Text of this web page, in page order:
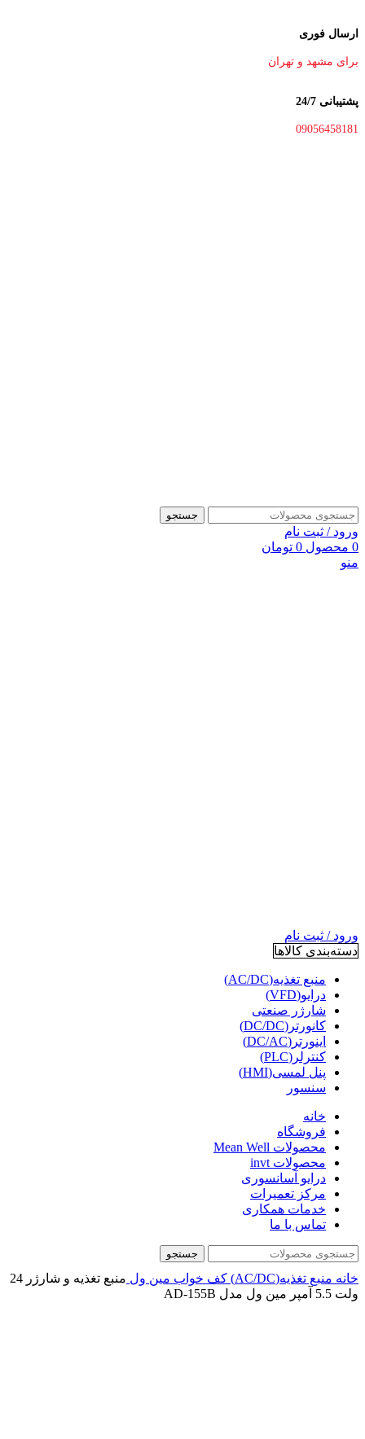
ارسال فوری
برای مشهد و تهران
پشتیبانی 24/7
09056458181
جستجو
ورود / ثبت نام
0 محصول 0 تومان
منو
ورود / ثبت نام
دسته‌بندی کالاها
منبع تغذیه(AC/DC)
درایو(VFD)
شارژر صنعتی
کانورتر(DC/DC)
اینورتر(DC/AC)
کنترلر(PLC)
پنل لمسی(HMI)
سنسور
خانه
فروشگاه
محصولات Mean Well
محصولات invt
درایو آسانسوری
مرکز تعمیرات
خدمات همکاری
تماس با ما
جستجو
خانه منبع تغذیه(AC/DC) کف خواب مین ول
منبع تغذیه و شارژر 24
ولت 5.5 آمپر مین ول مدل AD-155B